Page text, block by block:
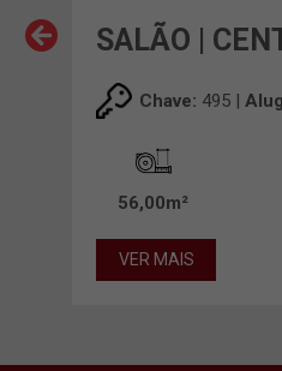
SALÃO |
Chave: 495 |
56,00m²
VER MAIS